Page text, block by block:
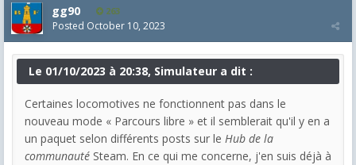
gg90 263
Posted October 10, 2023
Le 01/10/2023 à 20:38, Simulateur a dit :
Certaines locomotives ne fonctionnent pas dans le
nouveau mode « Parcours libre » et il semblerait qu'il y en a
un paquet selon différents posts sur le Hub de la
communauté Steam. En ce qui me concerne, j'en suis déjà à